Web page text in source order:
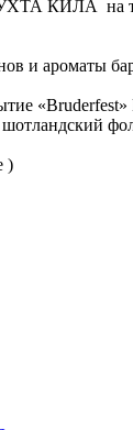
КИЛА на
и ароматы
«Bruderfest»
)